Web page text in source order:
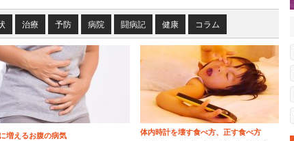
治療 予防 病院 闘病記 健康 コラム
増えるお腹の病気 体内時計を壊す食べ方、正す食べ方